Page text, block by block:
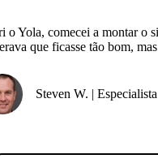
o Yola, comecei a montar o
que ficasse tão bom,
Steven W. |